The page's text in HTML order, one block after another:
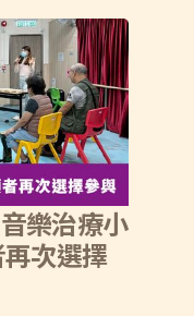
樂治療小
次選擇